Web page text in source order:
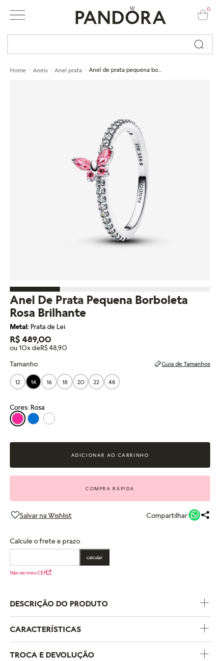
0
Busque por nome ou código...
Home Anéis Anel prata
Anel De Prata Pequena Borboleta
Rosa Brilhante
Metal: Prata de Lei
R$ 489,00
ou 10x deR$ 48,90
Tamanho
Guia de Tamanhos
12 14 16 18 20 22 48
Cores: Rosa
ADICIONAR AO CARRINHO
COMPRA RÁPIDA
Compartilhar:
Calcule o frete e prazo
calcular
Não sei meu CEP
DESCRIÇÃO DO PRODUTO
CARACTERÍSTICAS
TROCA E DEVOLUÇÃO